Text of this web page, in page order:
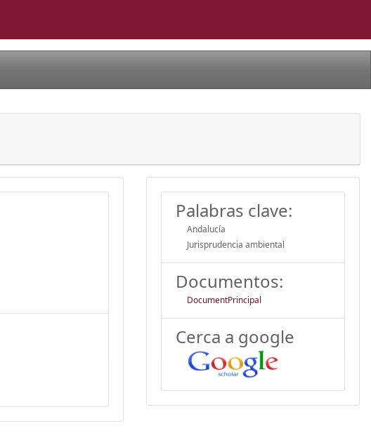
Palabras clave:
Andalucía
Jurisprudencia ambiental
Documentos:
DocumentPrincipal
Cerca a google